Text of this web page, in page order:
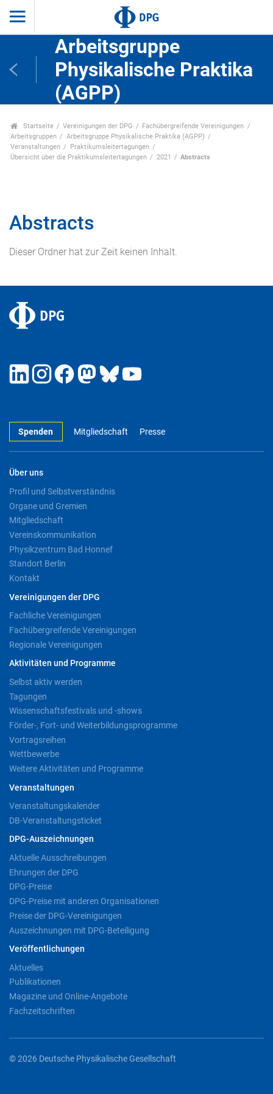
Arbeitsgruppe
Physikalische Praktika
(AGPP)
Startseite Vereinigungen der DPG
Fachübergreifende Vereinigungen
Arbeitsgruppen
Arbeitsgruppe Physikalische Praktika (AGPP)
Veranstaltungen
Praktikumsleitertagungen
Übersicht über die Praktikumsleitertagungen
2021 Abstracts
Abstracts
Dieser Ordner hat zur Zeit keinen Inhalt.
Spenden Mitgliedschaft Presse
Über uns
Profil und Selbstverständnis
Organe und Gremien
Mitgliedschaft
Vereinskommunikation
Physikzentrum Bad Honnef
Standort Berlin
Kontakt
Vereinigungen der DPG
Fachliche Vereinigungen
Fachübergreifende Vereinigungen
Regionale Vereinigungen
Aktivitäten und Programme
Selbst aktiv werden
Tagungen
Wissenschaftsfestivals und -shows
Förder-, Fort- und Weiterbildungsprogramme
Vortragsreihen
Wettbewerbe
Weitere Aktivitäten und Programme
Veranstaltungen
Veranstaltungskalender
DB-Veranstaltungsticket
DPG-Auszeichnungen
Aktuelle Ausschreibungen
Ehrungen der DPG
DPG-Preise
DPG-Preise mit anderen Organisationen
Preise der DPG-Vereinigungen
Auszeichnungen mit DPG-Beteiligung
Veröffentlichungen
Aktuelles
Publikationen
Magazine und Online-Angebote
Fachzeitschriften
© 2026 Deutsche Physikalische Gesellschaft